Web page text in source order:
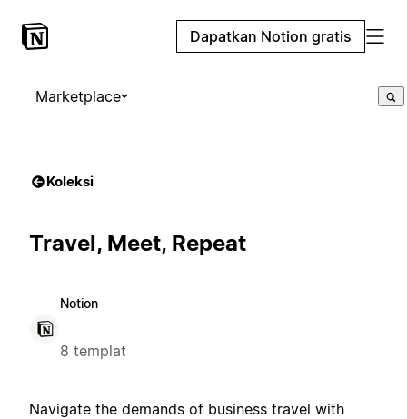
Dapatkan Notion gratis
Marketplace
Koleksi
Travel, Meet, Repeat
Notion
8 templat
Navigate the demands of business travel with